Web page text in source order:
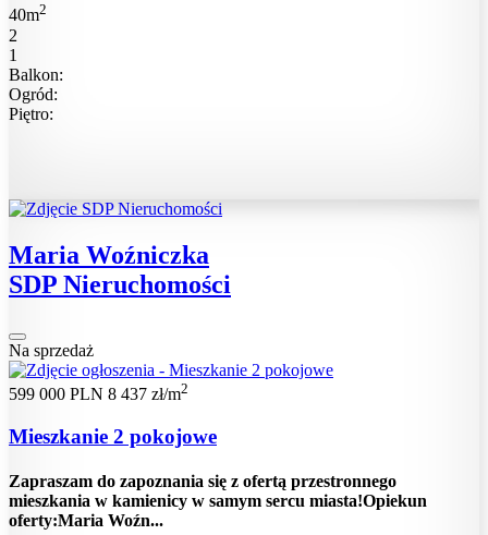
40m2
2
1
Balkon:
Ogród:
Piętro:
Maria Woźniczka
SDP Nieruchomości
Na sprzedaż
599 000 PLN 8 437 zł/m2
Mieszkanie 2 pokojowe
Zapraszam do zapoznania się z ofertą przestronnego
mieszkania w kamienicy w samym sercu miasta!Opiekun
oferty:Maria Woźn...